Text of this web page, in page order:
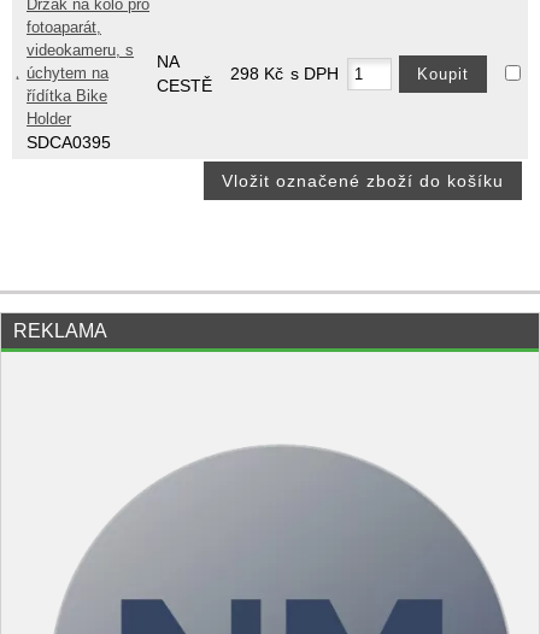
Držák na kolo pro
fotoaparát,
videokameru, s
úchytem na
řídítka Bike
Holder
SDCA0395
NA
CESTĚ
298 Kč s DPH
REKLAMA